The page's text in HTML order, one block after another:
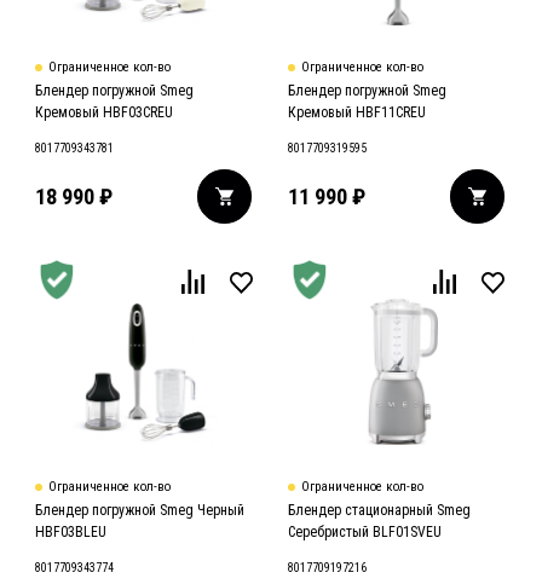
Ограниченное кол-во
Блендер погружной Smeg
Кремовый HBF03CREU
8017709343781
18 990₽
Ограниченное кол-во
Блендер погружной Smeg
Кремовый HBF11CREU
8017709319595
11 990 ₽
Ограниченное кол-во
Блендер погружной Smeg Черный
HBF03BLEU
8017709343774
Ограниченное кол-во
Блендер стационарный Smeg
Серебристый BLF01SVEU
8017709197216